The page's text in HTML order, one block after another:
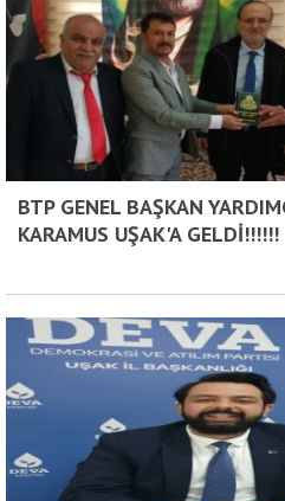
BTP GENEL BAŞKAN
KARAMUS UŞAK'A GELDİ!!!!!!